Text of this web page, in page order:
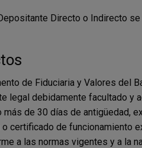
Directo o Indirecto
de Fiduciaria y Valores del
legal debidamente facultado y
de 30 días de antigüedad,
certificado de funcionamiento
a las normas vigentes y a la